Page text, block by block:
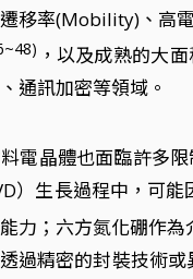
移率(Mobility)、高
，以及成熟的大
通訊加密等領域。
電晶體也面臨許多限
）生長過程中，可
力；六方氮化硼作
過精密的封裝技術